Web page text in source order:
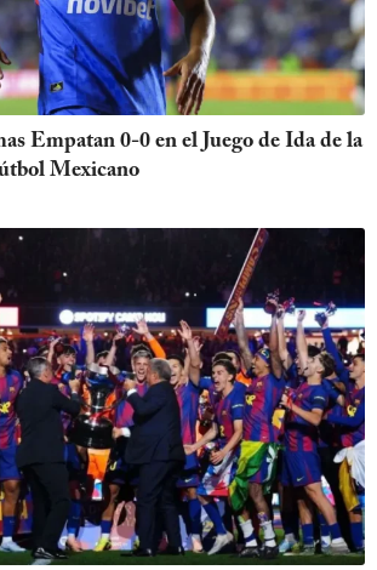
Empatan 0-0 en el Juego de Ida de la
Mexicano